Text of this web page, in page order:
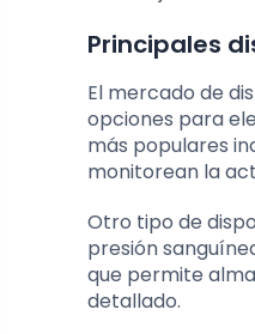
Principales
El mercado de
opciones para
más populares
monitorean la
Otro tipo de
presión
que permite
detallado.